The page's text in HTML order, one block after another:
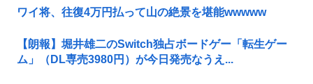
ワイ将、往復4万円払って山の絶景を堪能wwwww
【朗報】堀井雄二のSwitch独占ボードゲー「転生ゲー
ム」（DL専売3980円）が今日発売なうえ...